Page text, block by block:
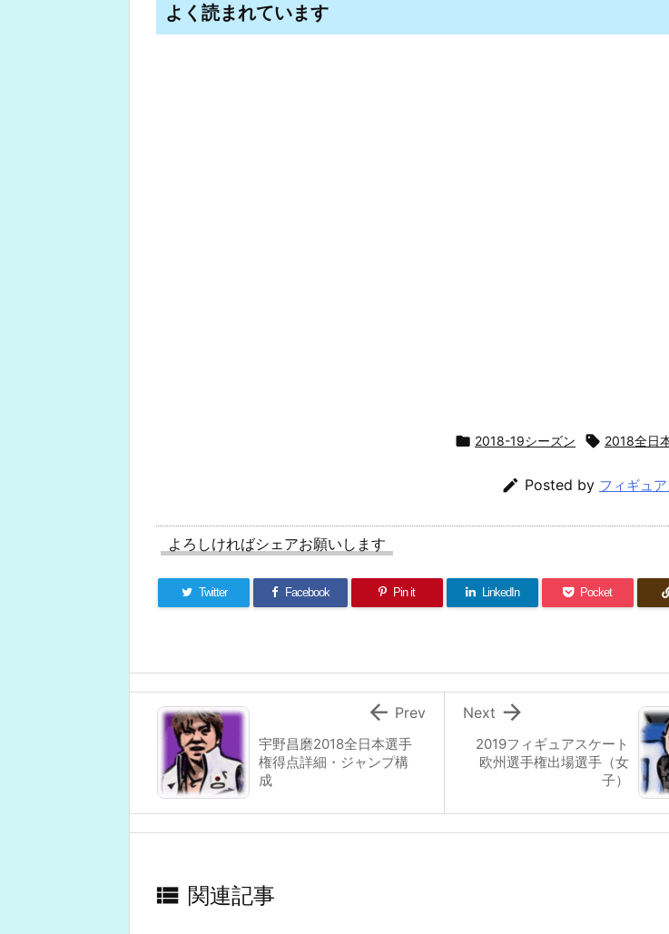
よく読まれています
 2018-19シーズン  2018全日
 Posted by フィギュ
よろしければシェアお願いします
Twitter Facebook Pin it LinkedIn Pocket
2019フィギュアスケート
欧州選手権出場選手（女
子）

Next
宇野昌磨2018全日本選手
権得点詳細・ジャンプ構
成
 Prev
 関連記事